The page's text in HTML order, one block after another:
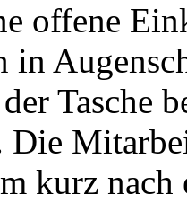
offene
in
Tasche
Die
kurz